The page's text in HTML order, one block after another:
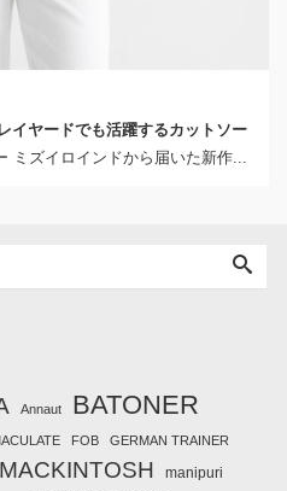
イヤードでも活躍するカットソー
ミズイロインドから届いた新作...
Annaut BATONER
FOB GERMAN TRAINER
MACKINTOSH manipuri